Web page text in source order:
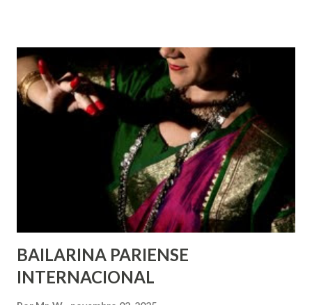
Estes direitos humanos – os direitos à liberdade de opinião
e de expressão, de reunião pacífica e de associação, e de
participar no governo (artigos 19, 20 e 21 da Declaração
Universal dos Direitos Humanos ) – têm estado no centro
das mudanças históricas no mundo árabe nos últimos dois
anos, em que milhões foram às ruas para exigir mudanças.
Em outras partes do mundo, os “99%” fizeram suas vozes
serem ouvidas através ...
BAILARINA PARIENSE
INTERNACIONAL